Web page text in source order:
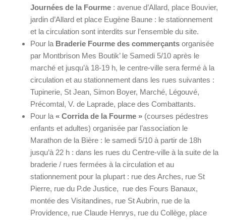
Journées de la Fourme : avenue d’Allard, place Bouvier,
jardin d’Allard et place Eugène Baune : le stationnement
et la circulation sont interdits sur l’ensemble du site.
Pour la Braderie Fourme des commerçants organisée
par Montbrison Mes Boutik’ le Samedi 5/10 après le
marché et jusqu’à 18-19 h, le centre-ville sera fermé à la
circulation et au stationnement dans les rues suivantes :
Tupinerie, St Jean, Simon Boyer, Marché, Légouvé,
Précomtal, V. de Laprade, place des Combattants.
Pour la « Corrida de la Fourme » (courses pédestres
enfants et adultes) organisée par l’association le
Marathon de la Bière : le samedi 5/10 à partir de 18h
jusqu’à 22 h : dans les rues du Centre-ville à la suite de la
braderie / rues fermées à la circulation et au
stationnement pour la plupart : rue des Arches, rue St
Pierre, rue du P.de Justice, rue des Fours Banaux,
montée des Visitandines, rue St Aubrin, rue de la
Providence, rue Claude Henrys, rue du Collège, place